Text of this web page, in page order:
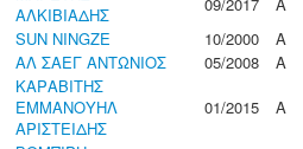
ΑΛΚΙΒΙΑΔΗΣ
SUN NINGZE 10/2000
Α
ΑΛ ΣΑΕΓ ΑΝΤΩΝΙΟΣ 05/2008
Α
ΚΑΡΑΒΙΤΗΣ
ΕΜΜΑΝΟΥΗΛ
ΑΡΙΣΤΕΙΔΗΣ
01/2015 Α